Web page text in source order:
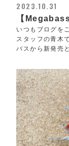
2023.10.31
【
いつもブログを
スタッフの青木
バスから新発売